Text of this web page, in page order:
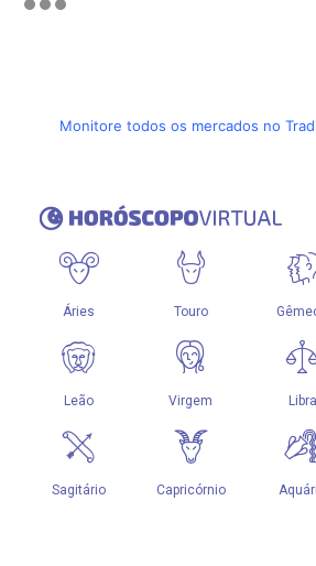
Monitore todos os mercados no